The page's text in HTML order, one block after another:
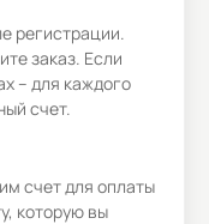
регистрации.
заказ. Если
– для каждого
счет.
счет для оплаты
которую вы